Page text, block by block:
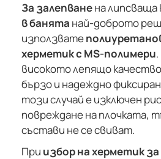
За залепванена липсваща
в банята най-доброто
използвате
херметик с MS-полимери
високото лепящо
бързо и надеждно
този случай е изключен
повреждане на плочката,
състави не се свиват.
При избор на херметик